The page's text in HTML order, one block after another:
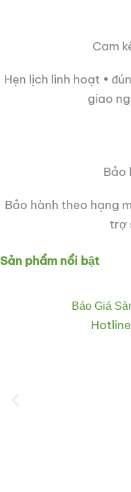
Cam
Hẹn lịch linh hoạt •
giao
Bảo
Bảo hành theo hạng
trợ
Sản phẩm nổi bật
Báo Giá